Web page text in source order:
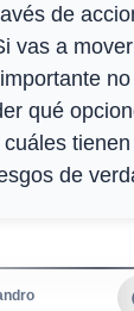
de
vas a
qué
de